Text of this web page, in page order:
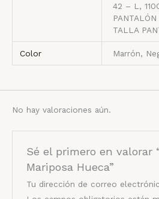
42 – L,
TALLA
Color Marrón,
No hay valoraciones aún.
Sé el primero en valorar
Mariposa Hueca”
Tu dirección de correo